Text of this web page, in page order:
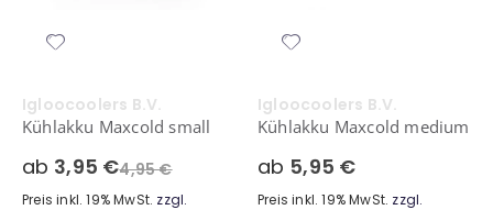
Igloocoolers B.V.
Kühlakku Maxcold small
ab 4,95 €
3,95 €
Preis inkl. 19% MwSt. zzgl.
Igloocoolers B.V.
Kühlakku Maxcold medium
ab 5,95 €
Preis inkl. 19% MwSt. zzgl.